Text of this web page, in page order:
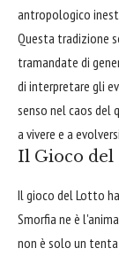
antropologico
Questa tradizione
tramandate di
di interpretare gli
senso nel caos del
a vivere e a
Il Gioco del
Il gioco del Lotto
Smorfia ne è
non è solo un